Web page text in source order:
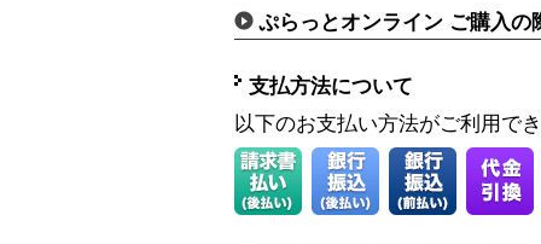
ぷらっとオンライン ご購入の
支払方法について
以下のお支払い方法がご利用で